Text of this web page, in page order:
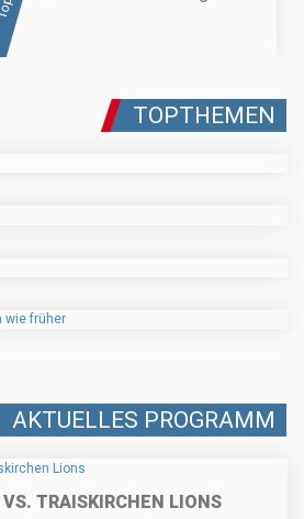
TOPTHEMEN
AKTUELLES PROGRAMM
TRAISKIRCHEN LIONS